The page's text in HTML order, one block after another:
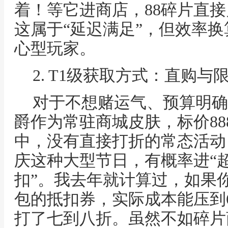
着！等它进商店，88碎片直
这属于“延迟满足”，但效率
心型玩家。
2. T1级获取方式：直购与
对于不想赌运气、预算明
爵作为常驻商城皮肤，标价
中，没有直接打折的常态活
庆这种大型节日，有概率进“
扣”。我去年就计算过，如果
包的抵扣券，实际成本能压
打了七到八折。虽然不如碎